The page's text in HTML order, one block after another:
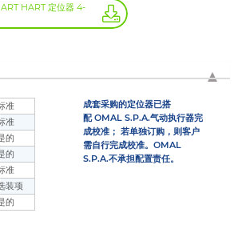
HART 定位器 4-
准
准
的
的
准
装项
的
成套采购的定位器已搭
配OMAL S.P.A.气动执行器完
成校准； 若单独订购，则客户
需自行完成校准。 OMAL
S.P.A.不承担配置责任。